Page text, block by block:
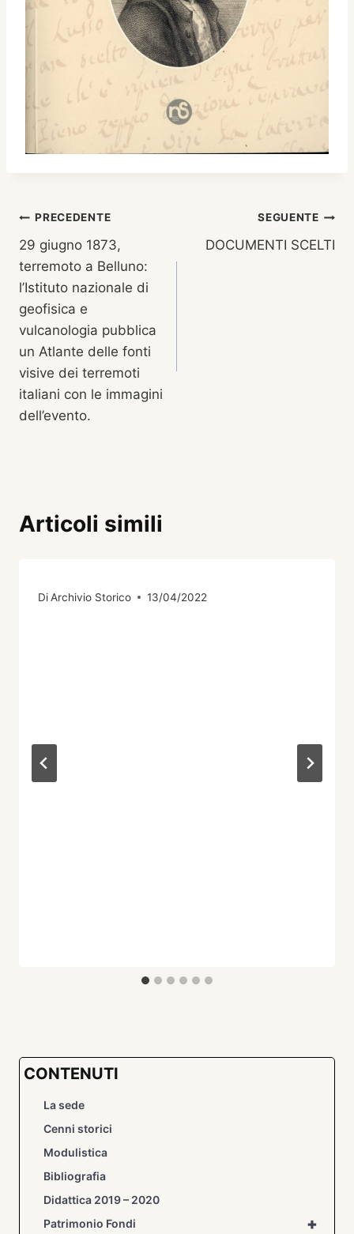
Navigazione
articoli
PRECEDENTE
29 giugno 1873,
terremoto a Belluno:
l’Istituto nazionale di
geofisica e
vulcanologia pubblica
un Atlante delle fonti
visive dei terremoti
italiani con le immagini
dell’evento.
SEGUENTE
DOCUMENTI SCELTI
Articoli simili
DiArchivio Storico 13/04/2022
CONTENUTI
La sede
Cenni storici
Modulistica
Bibliografia
Didattica 2019 – 2020
+
Patrimonio Fondi